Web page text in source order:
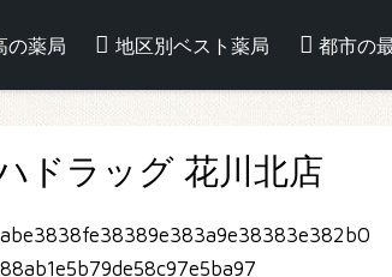
の薬局 地区別ベスト薬局 都市の
ドラッグ 花川北店